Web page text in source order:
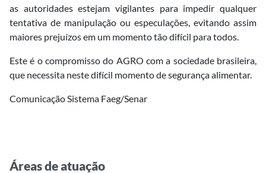
as autoridades estejam vigilantes para impedir qualquer
tentativa de manipulação ou especulações, evitando assim
maiores prejuízos em um momento tão difícil para todos.
Este é o compromisso do AGRO com a sociedade brasileira,
que necessita neste difícil momento de segurança alimentar.
Comunicação Sistema Faeg/Senar
Áreas de atuação